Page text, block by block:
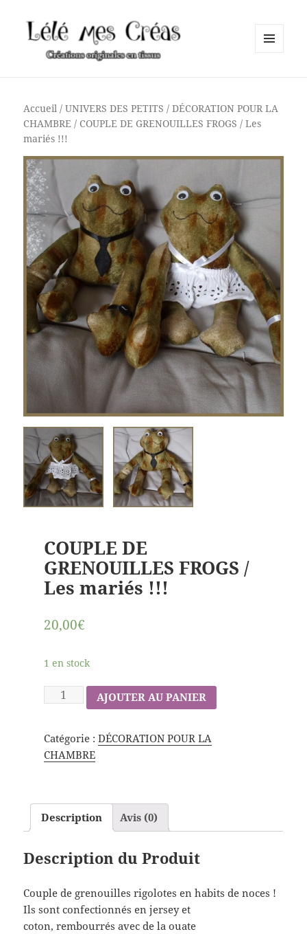
Accueil /UNIVERS DES PETITS /DÉCORATION POUR LA
CHAMBRE / COUPLE DE GRENOUILLES FROGS / Les
mariés !!!
COUPLE DE
GRENOUILLES FROGS /
Les mariés !!!
20,00€
1 en stock
AJOUTER AU PANIER
Catégorie : DÉCORATION POUR LA
CHAMBRE
Description Avis (0)
Description du Produit
Couple de grenouilles rigolotes en habits de noces !
Ils sont confectionnés en jersey et
coton, rembourrés avec de la ouate